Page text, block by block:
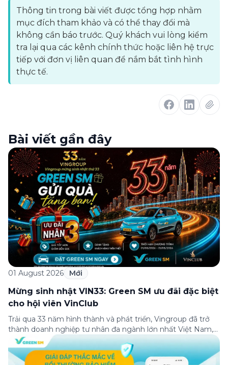
Thông tin trong bài viết được tổng hợp nhằm
mục đích tham khảo và có thể thay đổi mà
không cần báo trước. Quý khách vui lòng kiểm
tra lại qua các kênh chính thức hoặc liên hệ trực
tiếp với đơn vị liên quan để nắm bắt tình hình
thực tế.
Bài viết gần đây
01 August 2026 Mới
Mừng sinh nhật VIN33: Green SM ưu đãi đặc biệt
cho hội viên VinClub
Trải qua 33 năm hình thành và phát triển, Vingroup đã trở
thành doanh nghiệp tư nhân đa ngành lớn nhất Việt Nam,
lọt Top 30 doanh nghiệp lớn nhất Đông Nam Á theo bảng
xếp hạng của Tạp chí Fortune (Mỹ). Nhân kỷ niệm 33 năm
thành lập (8/8/1993 đến 8/8/2026), Green SM trân […]